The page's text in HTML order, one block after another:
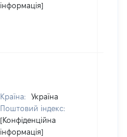
інформація]
Країна:
Україна
Поштовий індекс:
[Конфіденційна
інформація]